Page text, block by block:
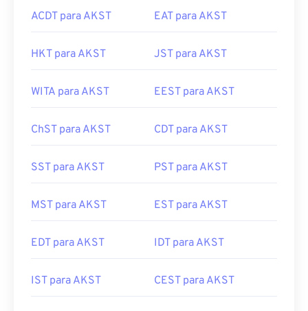
ACDT para AKST EAT para AKST
HKT para AKST JST para AKST
WITA para AKST EEST para AKST
ChST para AKST CDT para AKST
SST para AKST PST para AKST
MST para AKST EST para AKST
EDT para AKST IDT para AKST
IST para AKST CEST para AKST